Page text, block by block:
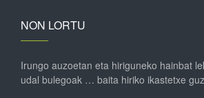
NON LORTU
Irungo auzoetan eta hiriguneko hainbat
udal bulegoak … baita hiriko ikastetxe